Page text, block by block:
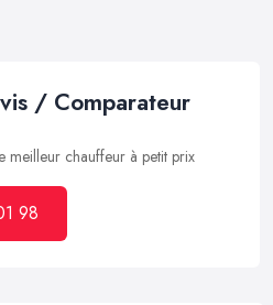
/ Comparateur
meilleur chauffeur à petit prix
98